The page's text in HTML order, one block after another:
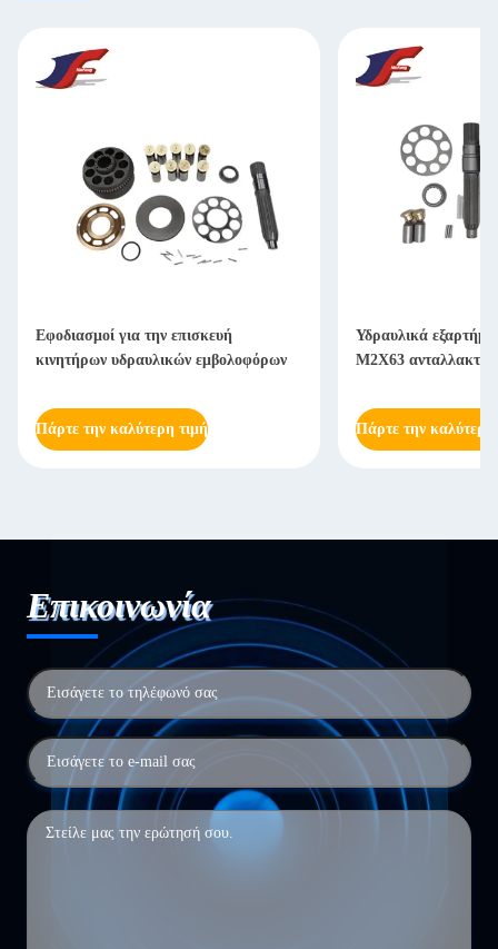
Εφοδιασμοί για την επισκευή
κινητήρων υδραυλικών εμβολοφόρων
Πάρτε την καλύτερη τιμή
Υδραυλικά
M2X63
Πάρτε την καλύτερη
Επικοινωνία